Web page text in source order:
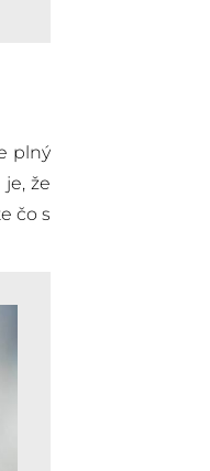
plný
že
čo s